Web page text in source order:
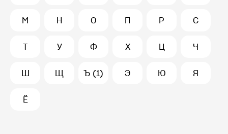
М Н О П Р С
Т У Ф Х Ц Ч
Ш Щ Ъ (1) Э Ю Я
Ё